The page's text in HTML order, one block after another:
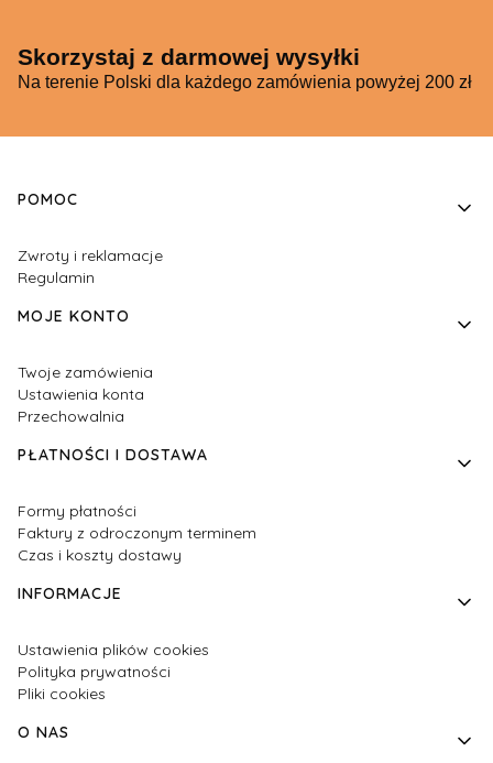
Skorzystaj z darmowej wysyłki
Na terenie Polski dla każdego zamówienia powyżej 200 zł
Linki w stopce
POMOC
Zwroty i reklamacje
Regulamin
MOJE KONTO
Twoje zamówienia
Ustawienia konta
Przechowalnia
PŁATNOŚCI I DOSTAWA
Formy płatności
Faktury z odroczonym terminem
Czas i koszty dostawy
INFORMACJE
Ustawienia plików cookies
Polityka prywatności
Pliki cookies
O NAS